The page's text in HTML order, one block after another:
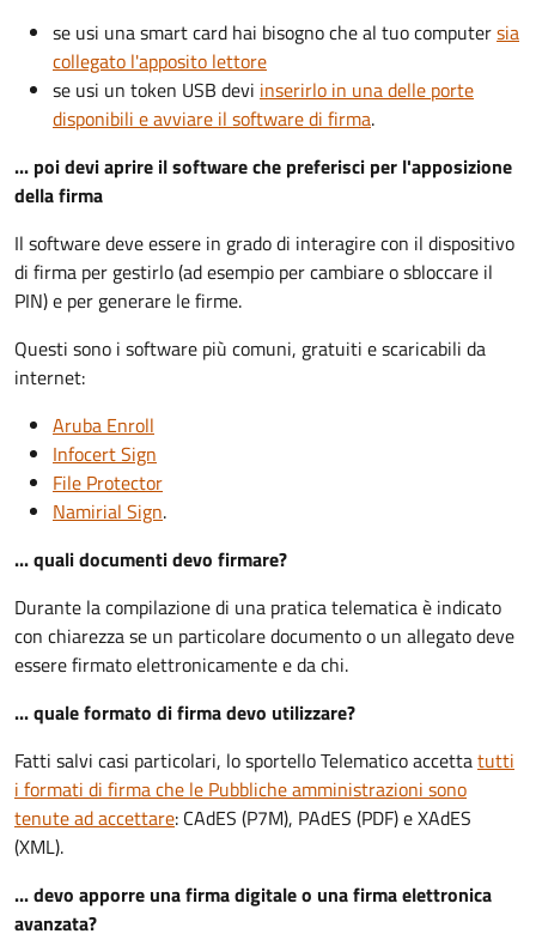
se usi una smart card hai bisogno che al tuo computersia
collegato l'apposito lettore
se usi un token USB devi inserirlo in una delle porte
disponibili e avviare il software di firma.
... poi devi aprire il software che preferisci per l'apposizione
della firma
Il software deve essere in grado di interagire con il dispositivo
di firma per gestirlo (ad esempio per cambiare o sbloccare il
PIN) e per generare le firme.
Questi sono i software più comuni, gratuiti e scaricabili da
internet:
Aruba Enroll
Infocert Sign
File Protector
Namirial Sign.
... quali documenti devo firmare?
Durante la compilazione di una pratica telematica è indicato
con chiarezza se un particolare documento o un allegato deve
essere firmato elettronicamente e da chi.
... quale formato di firma devo utilizzare?
Fatti salvi casi particolari, lo sportello Telematico accettatutti
i formati di firma che le Pubbliche amministrazioni sono
tenute ad accettare: CAdES (P7M), PAdES (PDF) e XAdES
(XML).
... devo apporre una firma digitale o una firma elettronica
avanzata?